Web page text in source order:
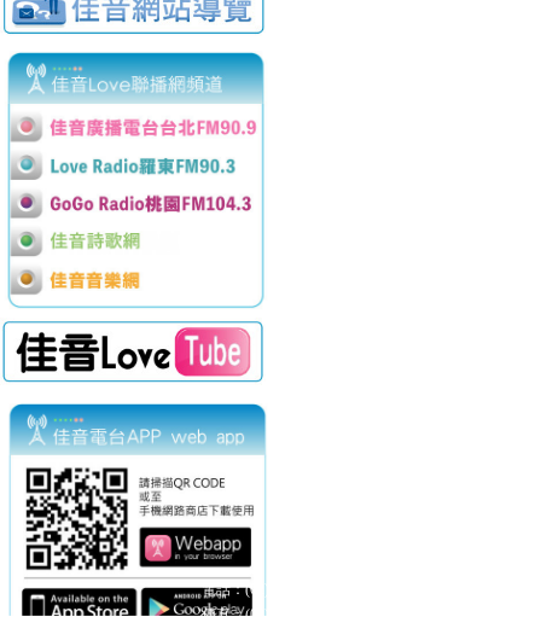
電話：(02)2369-9050
傳真：(02)2362-7816